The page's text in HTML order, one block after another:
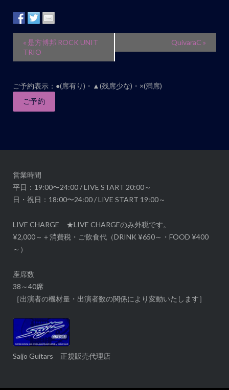
ト
ナ
ビ
シ
ン
« 是方博邦 ROCK UNIT
TRIO
QuivaraC »
ご予約表示：●(席有り)・▲(残席少な)・×(満席)
ご予約
営業時間
平日：19:00〜24:00 / LIVE START 20:00～
日・祝日：18:00〜24:00 / LIVE START 19:00～
LIVE CHARGE ★LIVE CHARGEのみ外税です。
¥2,000～＋消費税・ご飲食代（DRINK ¥650～・FOOD ¥400
～）
座席数
38～40席
［出演者の機材量・出演者数の関係により変動いたします］
Saijo Guitars 正規販売代理店